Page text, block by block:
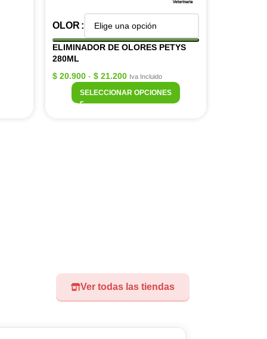
OLOR
ELIMINADOR DE OLORES PETYS
280ML
$ 20.900 - $ 21.200 Iva Incluido
SELECCIONAR OPCIONES
Ver todas las tiendas